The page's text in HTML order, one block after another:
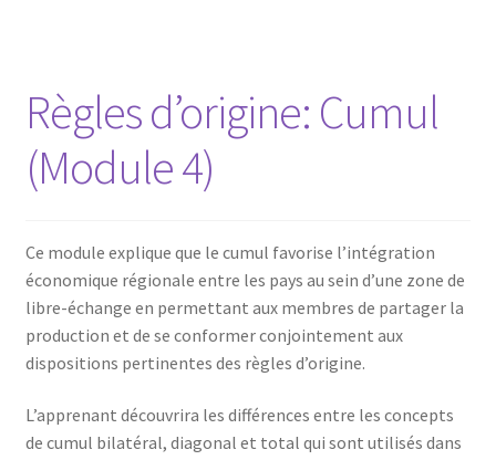
Règles d’origine: Cumul
(Module 4)
Ce module explique que le cumul favorise l’intégration
économique régionale entre les pays au sein d’une zone de
libre-échange en permettant aux membres de partager la
production et de se conformer conjointement aux
dispositions pertinentes des règles d’origine.
L’apprenant découvrira les différences entre les concepts
de cumul bilatéral, diagonal et total qui sont utilisés dans